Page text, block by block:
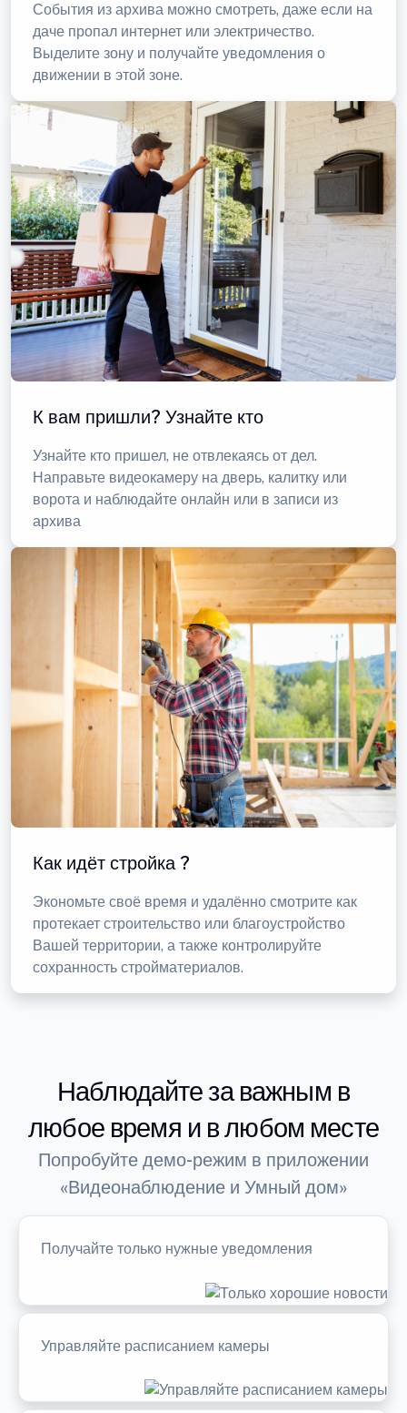
События из архива можно смотреть, даже если на
даче пропал интернет или электричество.
Выделите зону и получайте уведомления о
движении в этой зоне.
К вам пришли? Узнайте кто
Узнайте кто пришел, не отвлекаясь от дел.
Направьте видеокамеру на дверь, калитку или
ворота и наблюдайте онлайн или в записи из
архива
Как идёт стройка ?
Экономьте своё время и удалённо смотрите как
протекает строительство или благоустройство
Вашей территории, а также контролируйте
сохранность стройматериалов.
Наблюдайте за важным в
любое время и в любом месте
Попробуйте демо-режим в приложении
«Видеонаблюдение и Умный дом»
Получайте только нужные уведомления
Управляйте расписанием камеры